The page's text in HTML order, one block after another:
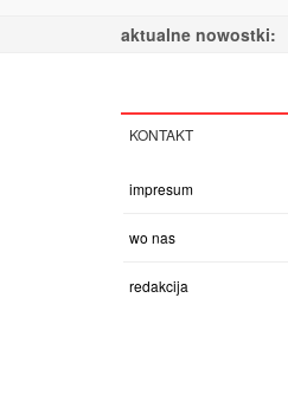
aktualne nowostki:
KONTAKT
impresum
wo nas
redakcija